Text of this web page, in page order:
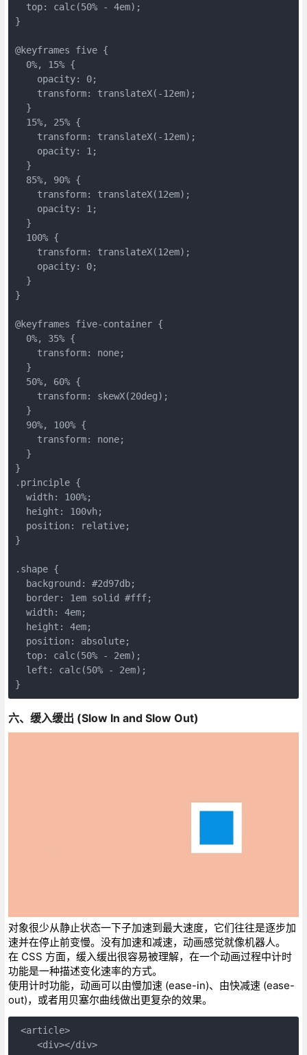
  top: calc(50% - 4em);
}
@keyframes five {
  0%, 15% {
    opacity: 0;
    transform: translateX(-12em);
  }
  15%, 25% {
    transform: translateX(-12em);
    opacity: 1;
  }
  85%, 90% {
    transform: translateX(12em);
    opacity: 1;
  }
  100% {
    transform: translateX(12em);
    opacity: 0;
  }
}
@keyframes five-container {
  0%, 35% {
    transform: none;
  }
  50%, 60% {
    transform: skewX(20deg);
  }
  90%, 100% {
    transform: none;
  }
}
.principle {
  width: 100%;
  height: 100vh;
  position: relative;
}
.shape {
  background: #2d97db;
  border: 1em solid #fff;
  width: 4em;
  height: 4em;
  position: absolute;
  top: calc(50% - 2em);
  left: calc(50% - 2em);
}
六、缓入缓出 (Slow In and Slow Out)
对象很少从静止状态一下子加速到最大速度，它们往往是逐步加
速并在停止前变慢。没有加速和减速，动画感觉就像机器人。
在 CSS 方面，缓入缓出很容易被理解，在一个动画过程中计时
功能是一种描述变化速率的方式。
使用计时功能，动画可以由慢加速 (ease-in)、由快减速 (ease-
out)，或者用贝塞尔曲线做出更复杂的效果。
<article>
    <div></div>